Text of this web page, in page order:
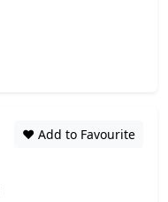
❤️ Add to Favourite